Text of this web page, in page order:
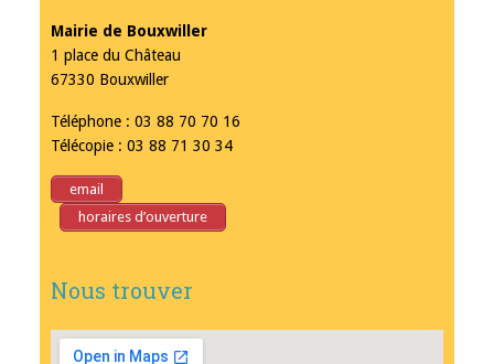
Mairie de Bouxwiller
1 place du Château
67330 Bouxwiller
Téléphone : 03 88 70 70 16
Télécopie : 03 88 71 30 34
email
horaires d’ouverture
Nous trouver